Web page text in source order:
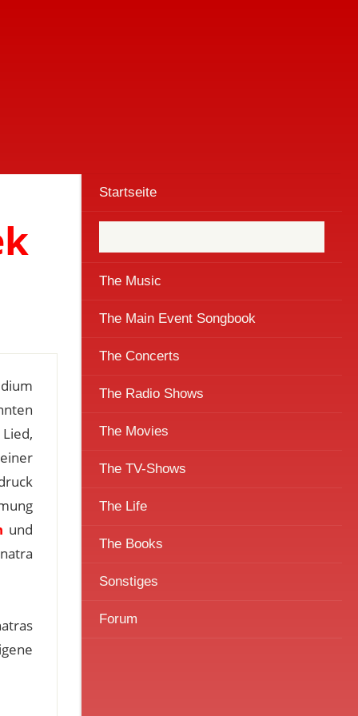
Startseite
The Music
The Main Event Songbook
The Concerts
The Radio Shows
The Movies
The TV-Shows
The Life
The Books
Sonstiges
Forum
und